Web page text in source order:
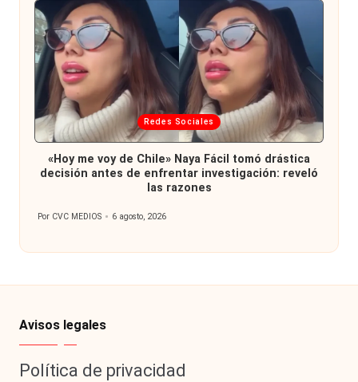
Publicada
en
Redes Sociales
«Hoy me voy de Chile» Naya Fácil tomó drástica
decisión antes de enfrentar investigación: reveló
las razones
Publicado
Por CVC MEDIOS 6 agosto, 2026
Avisos legales
Política de privacidad